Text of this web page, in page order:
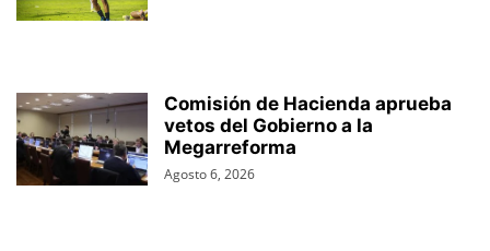
Comisión de Hacienda aprueba
vetos del Gobierno a la
Megarreforma
Agosto 6, 2026